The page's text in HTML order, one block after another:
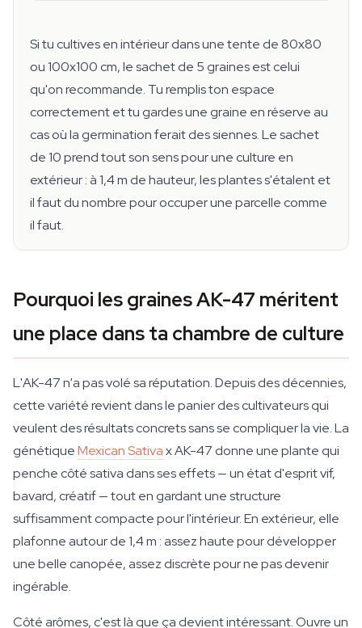
Si tu cultives en intérieur dans une tente de 80x80
ou 100x100 cm, le sachet de 5 graines est celui
qu'on recommande. Tu remplis ton espace
correctement et tu gardes une graine en réserve au
cas où la germination ferait des siennes. Le sachet
de 10 prend tout son sens pour une culture en
extérieur : à 1,4 m de hauteur, les plantes s'étalent et
il faut du nombre pour occuper une parcelle comme
il faut.
Pourquoi les graines AK-47 méritent
une place dans ta chambre de culture
L'AK-47 n'a pas volé sa réputation. Depuis des décennies,
cette variété revient dans le panier des cultivateurs qui
veulent des résultats concrets sans se compliquer la vie. La
génétiqueMexican Sativax AK-47 donne une plante qui
penche côté sativa dans ses effets — un état d'esprit vif,
bavard, créatif — tout en gardant une structure
suffisamment compacte pour l'intérieur. En extérieur, elle
plafonne autour de 1,4 m : assez haute pour développer
une belle canopée, assez discrète pour ne pas devenir
ingérable.
Côté arômes, c'est là que ça devient intéressant. Ouvre un